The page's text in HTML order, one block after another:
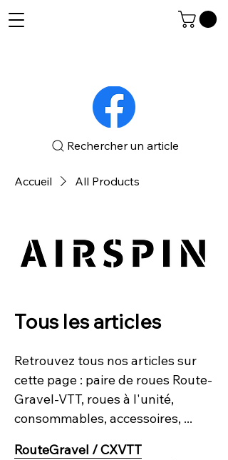
Rechercher un article
Accueil All Products
Tous les articles
Retrouvez tous nos articles sur
cette page : paire de roues Route-
Gravel-VTT, roues à l'unité,
consommables, accessoires, ...
RouteGravel / CXVTT